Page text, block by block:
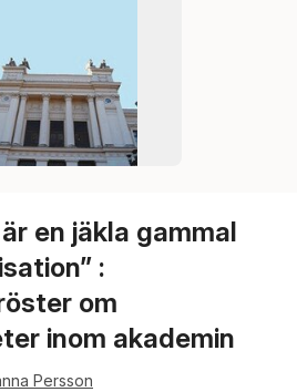
en jäkla gammal
:
om
inom akademin
Persson